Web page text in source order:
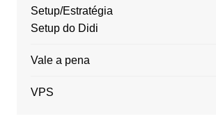
Setup/Estratégia
Setup do Didi
Vale a pena
VPS